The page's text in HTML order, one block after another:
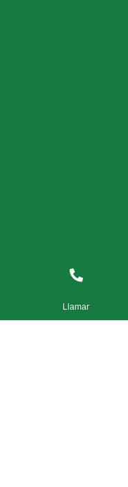
Llamar